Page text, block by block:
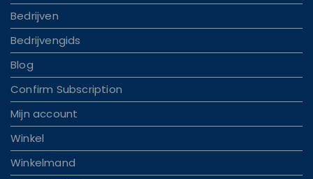
Bedrijven
Bedrijvengids
Blog
Confirm Subscription
Mijn account
Winkel
Winkelmand